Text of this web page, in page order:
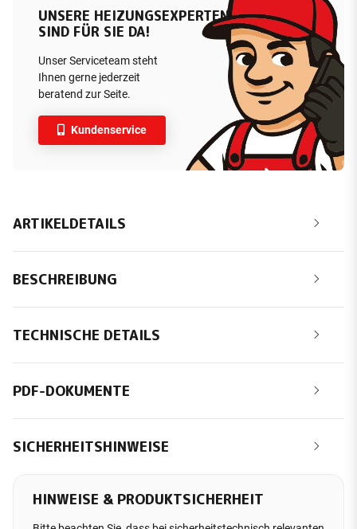
UNSERE HEIZUNGSEXPERTEN
SIND FÜR SIE DA!
Unser Serviceteam steht
Ihnen gerne jederzeit
beratend zur Seite.
Kundenservice
ARTIKELDETAILS
BESCHREIBUNG
TECHNISCHE DETAILS
PDF-DOKUMENTE
SICHERHEITSHINWEISE
HINWEISE & PRODUKTSICHERHEIT